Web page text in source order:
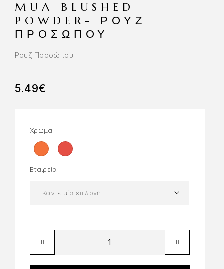
MUA BLUSHED
POWDER- ΡΟΥΖ
ΠΡΟΣΏΠΟΥ
Ρουζ Προσώπου
5.49€
Χρώμα
Εταιρεία